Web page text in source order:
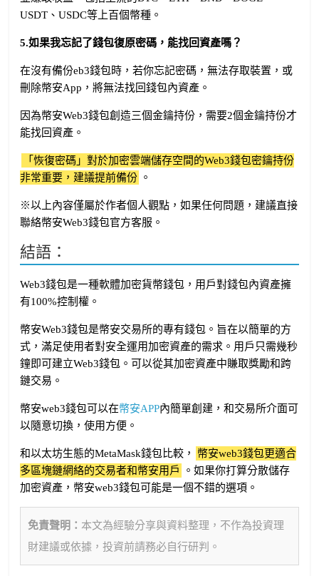
USDT、USDC等上百個幣種。
5.如果我忘記了錢包復原密碼，能找回資產嗎？
在沒有備份eb3錢包時，若你忘記密碼，無法存取裝置，或
刪除幣安App，將無法找回錢包內資產。
因為幣安Web3錢包創造三個金鑰持份，需要2個金鑰持份才
能找回資產。
「恢復密碼」對於加密雲端儲存空間的Web3錢包密鑰持份
非常重要，建議提前備份 。
※以上內容僅屬於作者個人觀點，如果任何問題，建議直接
聯絡幣安Web3錢包官方客服。
結語：
Web3錢包是一種軟體加密貨幣錢包，用戶對錢包內資產擁
有100%控制權。
幣安Web3錢包是幣安交易所的專有錢包。旨在以簡單的方
式，滿足使用者對安全運用加密資產的需求。用戶只需幾秒
鐘即可建立Web3錢包。可以從其加密資產中賺取獎勵和跨
鏈交易。
幣安web3錢包可以在幣安APP內簡單創建，和交易所介面可
以隨意切換，使用方便。
和以太坊生態的MetaMask錢包比較，
幣安web3錢包更適合
多區塊鏈網絡的交易者和幣安用戶
。如果你打算分散儲存
加密資產，幣安web3錢包可能是一個不錯的選項。
免責聲明： 本文為經驗分享與資料整理，不作為投資理
財建議或依據，投資前請務必自行研判。